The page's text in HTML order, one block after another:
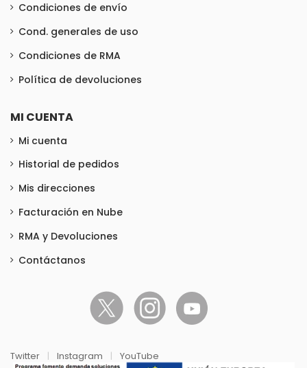
Condiciones de envío
Cond. generales de uso
Condiciones de RMA
Política de devoluciones
MI CUENTA
Mi cuenta
Historial de pedidos
Mis direcciones
Facturación en Nube
RMA y Devoluciones
Contáctanos
Twitter | Instagram | YouTube